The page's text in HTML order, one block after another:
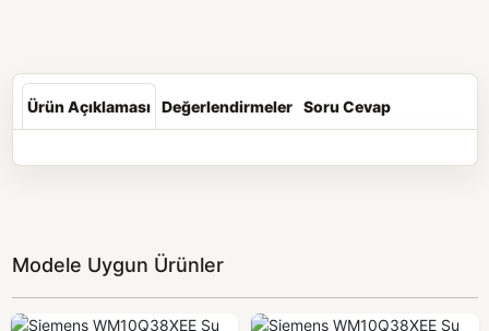
Ürün Açıklaması Değerlendirmeler Soru Cevap
Modele Uygun Ürünler